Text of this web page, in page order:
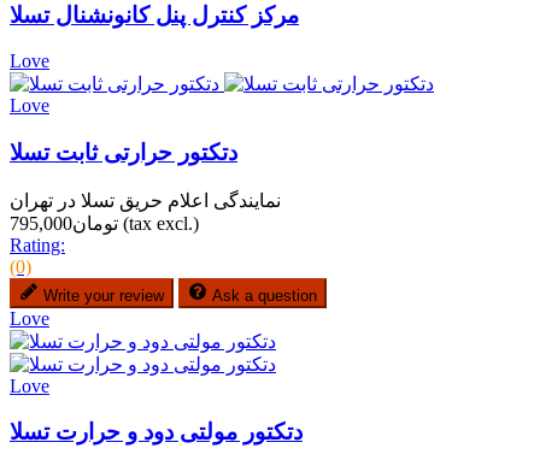
مرکز کنترل پنل کانونشنال تسلا
Love
Love
دتکتور حرارتی ثابت تسلا
نمایندگی اعلام حریق تسلا در تهران
تومان795,000 (tax excl.)
Rating:
(0)
Write your review Ask a question
Love
Love
دتکتور مولتی دود و حرارت تسلا